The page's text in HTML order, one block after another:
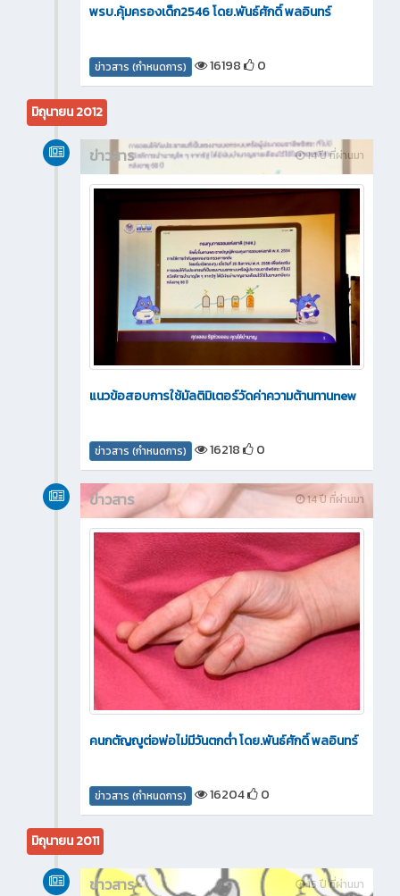
พรบ.คุ้มครองเด็ก2546 โดย.พันธ์ศักดิ์ พลอินทร์
ข่าวสาร (กำหนดการ) 16198 0
มิถุนายน 2012
14 ปี ที่ผ่านมา
ข่าวสาร
แนวข้อสอบการใช้มัลติมิเตอร์วัดค่าความต้านทานnew
ข่าวสาร (กำหนดการ) 16218 0
14 ปี ที่ผ่านมา
ข่าวสาร
คนกตัญญูต่อพ่อไม่มีวันตกต่ำ โดย.พันธ์ศักดิ์ พลอินทร์
ข่าวสาร (กำหนดการ) 16204 0
มิถุนายน 2011
15 ปี ที่ผ่านมา
ข่าวสาร